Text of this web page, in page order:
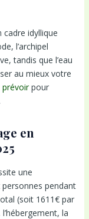
idyllique
l’archipel
tandis que l’eau
au mieux votre
pour
en
une
pendant
(soit 1611€ par
la